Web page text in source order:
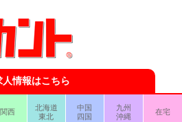
人情報はこちら
関西
北海道
東北
中国
四国
九州
沖縄
在宅